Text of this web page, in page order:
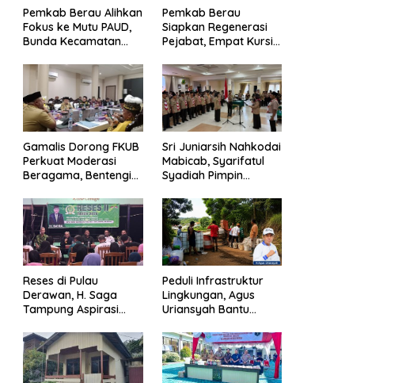
Pemkab Berau Alihkan
Fokus ke Mutu PAUD,
Bunda Kecamatan
Pengawasan
Pemkab Berau
Siapkan Regenerasi
Pejabat, Empat Kursi
Diisi
Gamalis Dorong FKUB
Perkuat Moderasi
Beragama, Bentengi
Pemecah Persatuan
Sri Juniarsih Nahkodai
Mabicab, Syarifatul
Syadiah Pimpin
Berau 2026–2031
Reses di Pulau
Derawan, H. Saga
Tampung Aspirasi
Masyarakat Bijak
Sikapi Efisiensi
Anggaran
Peduli Infrastruktur
Lingkungan, Agus
Uriansyah Bantu
Jalan di Gang Angsa